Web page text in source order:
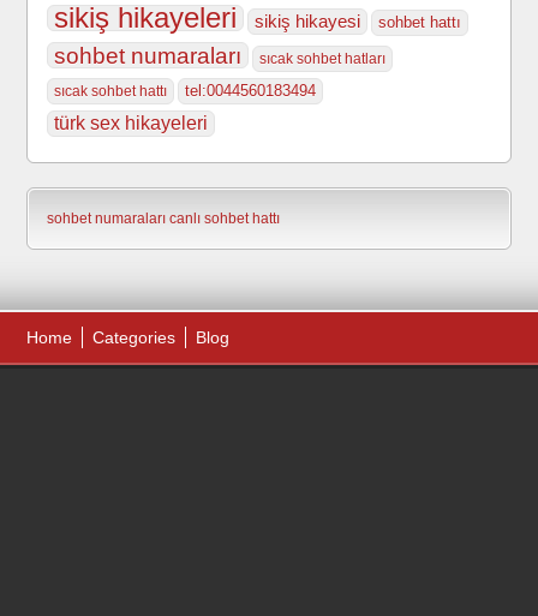
sikiş hikayeleri sikiş hikayesi sohbet hattı
sohbet numaraları
sıcak sohbet hatları
sıcak sohbet hattı
tel:0044560183494
türk sex hikayeleri
sohbet numaraları canlı sohbet hattı
Home Categories Blog